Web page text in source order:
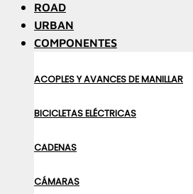
ROAD
URBAN
COMPONENTES
ACOPLES Y AVANCES DE MANILLAR
BICICLETAS ELÉCTRICAS
CADENAS
CÁMARAS